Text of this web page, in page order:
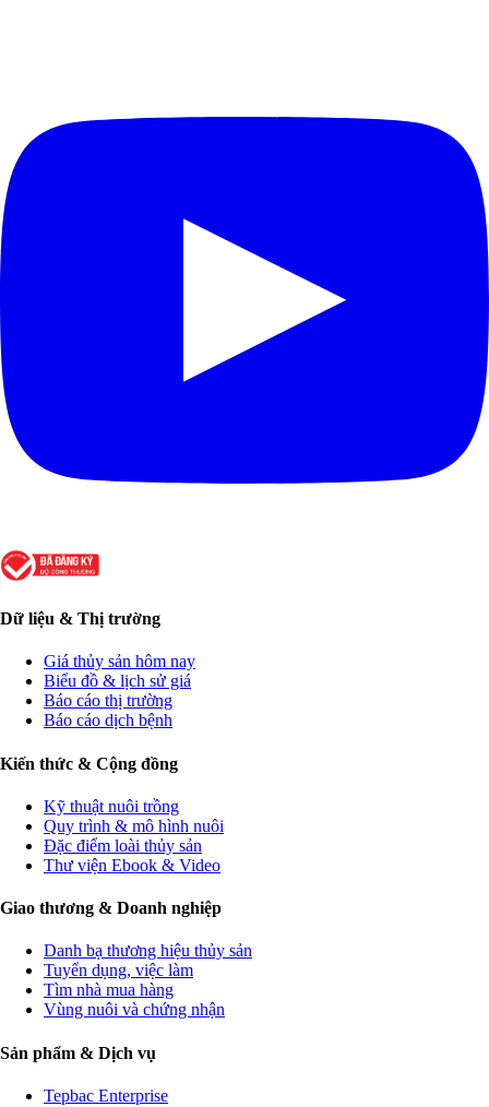
Dữ liệu & Thị trường
Giá thủy sản hôm nay
Biểu đồ & lịch sử giá
Báo cáo thị trường
Báo cáo dịch bệnh
Kiến thức & Cộng đồng
Kỹ thuật nuôi trồng
Quy trình & mô hình nuôi
Đặc điểm loài thủy sản
Thư viện Ebook & Video
Giao thương & Doanh nghiệp
Danh bạ thương hiệu thủy sản
Tuyển dụng, việc làm
Tìm nhà mua hàng
Vùng nuôi và chứng nhận
Sản phẩm & Dịch vụ
Tepbac Enterprise